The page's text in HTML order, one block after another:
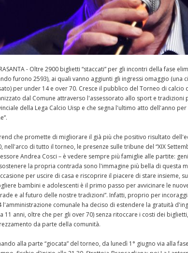
- Oltre 2900 biglietti “staccati” per gli incontri della fase
furono 2593), ai quali vanno aggiunti gli ingressi omaggio (una
per under 14 e over 70. Cresce il pubblico del Torneo di calcio
dal Comune attraverso l'assessorato allo sport e
della Lega Calcio Uisp e che segna l'ultimo atto dell'anno
che promette di migliorare il già più che positivo risultato
nell'arco di tutto il torneo, le presenze sulle tribune del “XIX
Andrea Cosci – è vedere sempre più famiglie alle partite:
la propria contrada sono l'immagine più bella di questa
per uscire di casa e riscoprire il piacere di stare insieme,
bambini e adolescenti è il primo passo per avvicinare le
e al futuro delle nostre tradizioni”. Infatti, proprio per
l'amministrazione comunale ha deciso di estendere la gratuità
11 anni, oltre che per gli over 70) senza ritoccare i costi dei
da parte della comunità.
alla parte “giocata” del torneo, da lunedì 1° giugno via alla